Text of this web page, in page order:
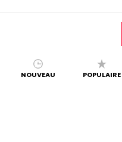
NOUVEAU POPULAIRE